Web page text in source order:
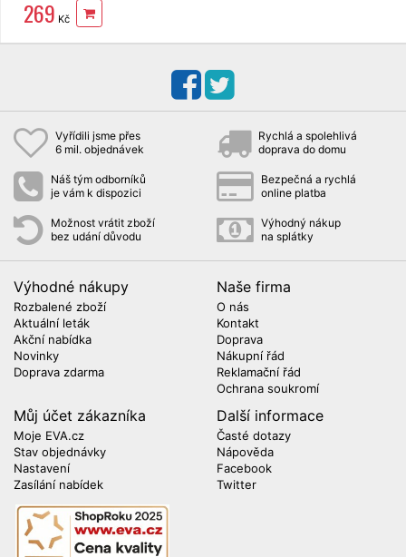
EXTOL
Premium
269 Kč
Vyřídili jsme přes
6 mil. objednávek
Rychlá a spolehlivá
doprava do domu
Náš tým odborníků
je vám k dispozici
Bezpečná a rychlá
online platba
Možnost vrátit zboží
bez udání důvodu
Výhodný nákup
na splátky
Výhodné nákupy
Rozbalené zboží
Aktuální leták
Akční nabídka
Novinky
Doprava zdarma
Naše firma
O nás
Kontakt
Doprava
Nákupní řád
Reklamační řád
Ochrana soukromí
Můj účet zákazníka
Moje EVA.cz
Stav objednávky
Nastavení
Zasílání nabídek
Další informace
Časté dotazy
Nápověda
Facebook
Twitter